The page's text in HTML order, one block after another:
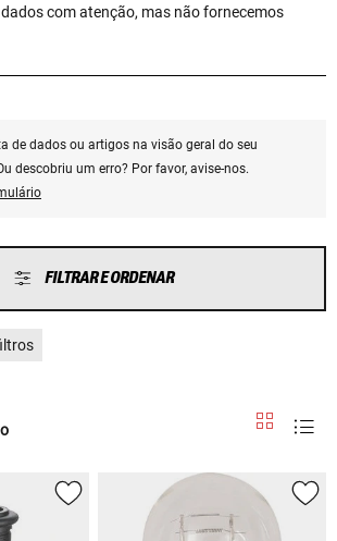
com atenção, mas não fornecemos
de dados ou artigos na visão geral do seu
descobriu um erro? Por favor, avise-nos.
FILTRAR E ORDENAR